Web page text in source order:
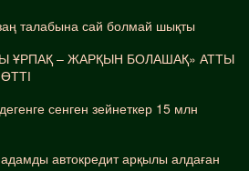
талабына сай болмай шықты
ҰРПАҚ – ЖАРҚЫН БОЛАШАҚ» АТТЫ
сенген зейнеткер 15 млн
автокредит арқылы алдаған